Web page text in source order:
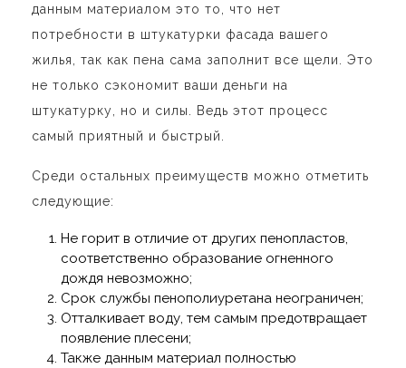
данным материалом это то, что нет
потребности в штукатурки фасада вашего
жилья, так как пена сама заполнит все щели. Это
не только сэкономит ваши деньги на
штукатурку, но и силы. Ведь этот процесс
самый приятный и быстрый.
Среди остальных преимуществ можно отметить
следующие:
Не горит в отличие от других пенопластов,
соответственно образование огненного
дождя невозможно;
Срок службы пенополиуретана неограничен;
Отталкивает воду, тем самым предотвращает
появление плесени;
Также данным материал полностью